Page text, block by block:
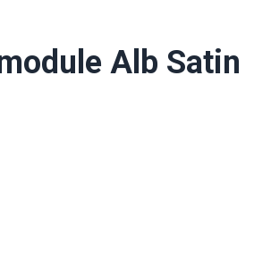
Alb Satin